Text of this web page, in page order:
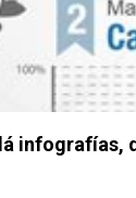
infografías,